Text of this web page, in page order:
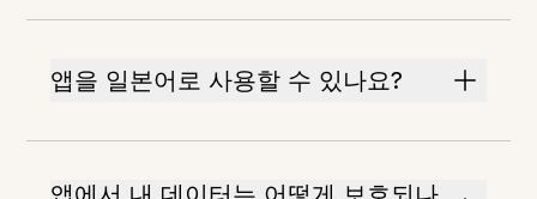
앱을 일본어로 사용할 수 있나요?